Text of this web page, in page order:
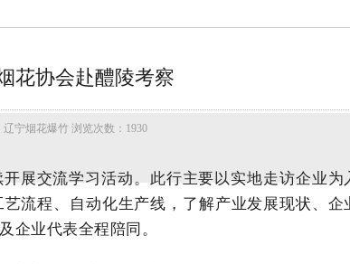
花协会赴醴陵考察
宁烟花爆竹 浏览次数：1930
展交流学习活动。此行主要以实地走访企业为
流程、自动化生产线，了解产业发展现状、企
企业代表全程陪同。